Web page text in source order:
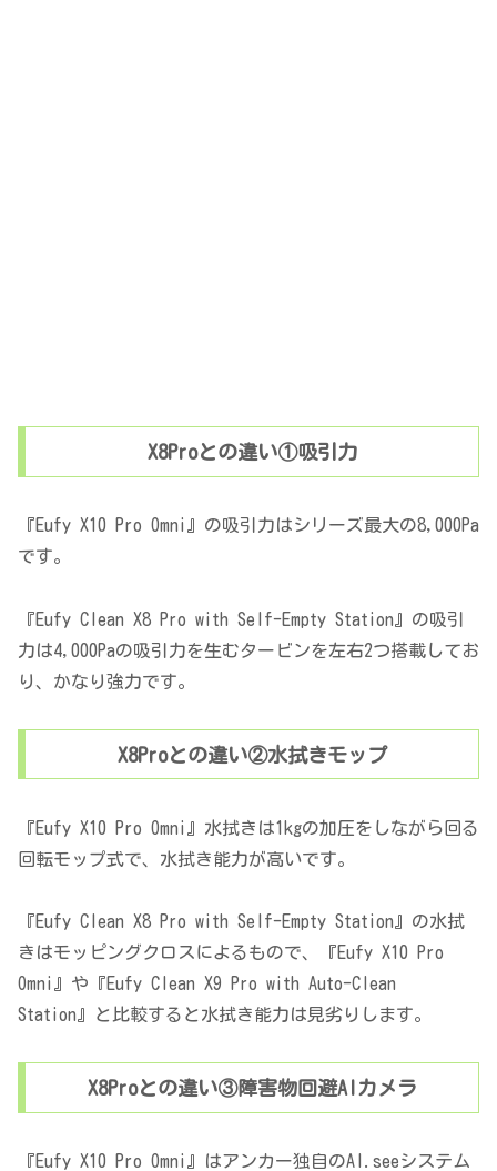
X8Proとの違い①吸引力
『Eufy X10 Pro Omni』の吸引力はシリーズ最大の8,000Pa
です。
『Eufy Clean X8 Pro with Self-Empty Station』の吸引
力は4,000Paの吸引力を生むタービンを左右2つ搭載してお
り、かなり強力です。
X8Proとの違い②水拭きモップ
『Eufy X10 Pro Omni』水拭きは1kgの加圧をしながら回る
回転モップ式で、水拭き能力が高いです。
『Eufy Clean X8 Pro with Self-Empty Station』の水拭
きはモッピングクロスによるもので、『Eufy X10 Pro
Omni』や『Eufy Clean X9 Pro with Auto-Clean
Station』と比較すると水拭き能力は見劣りします。
X8Proとの違い③障害物回避AIカメラ
『Eufy X10 Pro Omni』はアンカー独自のAI.seeシステム